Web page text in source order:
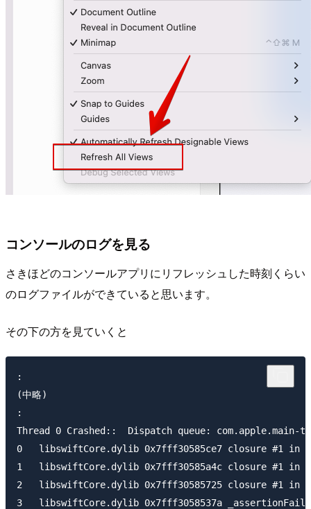
コンソールのログを見る
さきほどのコンソールアプリにリフレッシュした時刻くらい
のログファイルができていると思います。
その下の方を見ていくと
:
(中略)
:
Thread 0 Crashed::  Dispatch queue: com.apple.main-
0   libswiftCore.dylib 0x7fff30585ce7 closure #1
1   libswiftCore.dylib 0x7fff30585a4c closure #1
2   libswiftCore.dylib 0x7fff30585725 closure #1
3   libswiftCore.dylib 0x7fff3058537a